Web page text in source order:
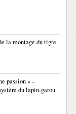
la montage du tigre
passion » –
du lapin-garou